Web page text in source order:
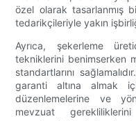
özel olarak tasarlanmış
tedarikçileriyle yakın
Ayrıca, şekerleme
tekniklerini benimserken
standartlarını
garanti altına almak
düzenlemelerine ve
mevzuat